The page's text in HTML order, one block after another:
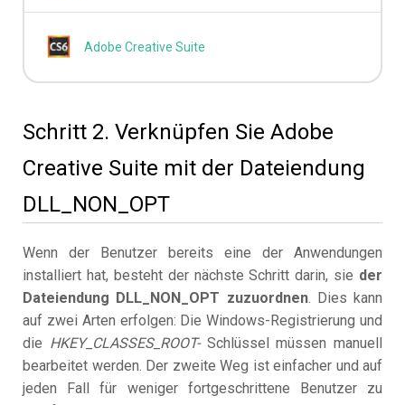
Adobe Creative Suite
Schritt 2. Verknüpfen Sie Adobe
Creative Suite mit der Dateiendung
DLL_NON_OPT
Wenn der Benutzer bereits eine der Anwendungen
installiert hat, besteht der nächste Schritt darin, sie der
Dateiendung DLL_NON_OPT zuzuordnen. Dies kann
auf zwei Arten erfolgen: Die Windows-Registrierung und
die HKEY_CLASSES_ROOT-Schlüssel müssen manuell
bearbeitet werden. Der zweite Weg ist einfacher und auf
jeden Fall für weniger fortgeschrittene Benutzer zu